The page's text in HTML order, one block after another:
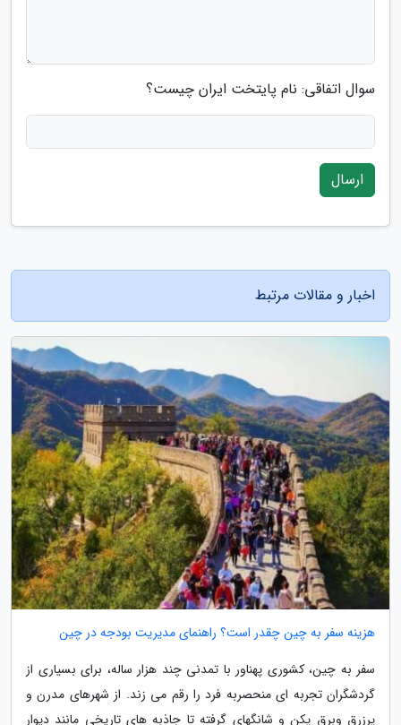
سوال اتفاقی: نام پایتخت ایران چیست؟
ارسال
اخبار و مقالات مرتبط
هزینه سفر به چین چقدر است؟ راهنمای مدیریت بودجه در چین
سفر به چین، کشوری پهناور با تمدنی چند هزار ساله، برای بسیاری از
گردشگران تجربه ای منحصربه فرد را رقم می زند. از شهرهای مدرن و
پرزرق وبرق پکن و شانگهای گرفته تا جاذبه های تاریخی مانند دیوار